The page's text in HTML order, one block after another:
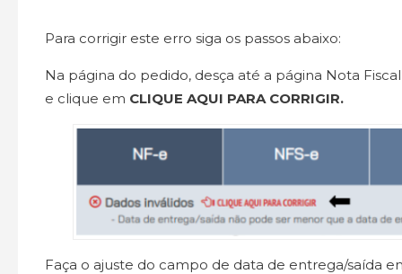
Para corrigir este erro siga os passos abaixo:
Na página do pedido, desça até a página Nota
e clique em CLIQUE AQUI PARA CORRIGIR.
Faça o ajuste do campo de data de entrega/saída